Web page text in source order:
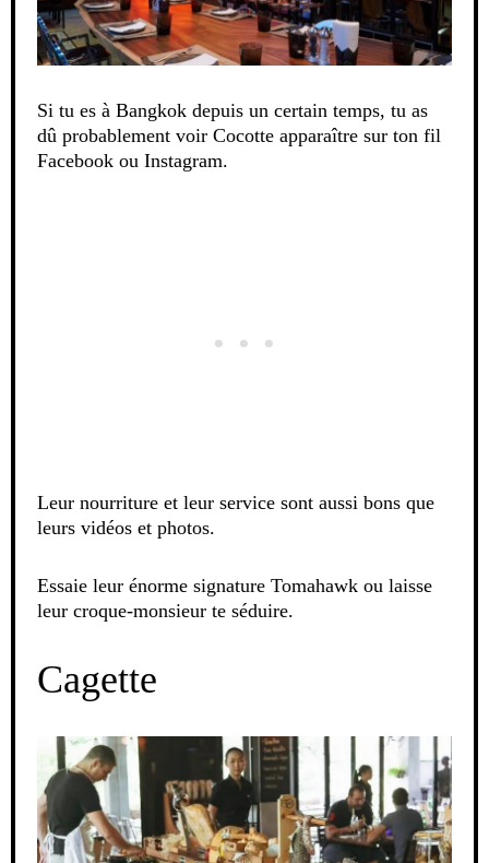
Si tu es à Bangkok depuis un certain temps, tu as
dû probablement voir Cocotte apparaître sur ton fil
Facebook ou Instagram.
Leur nourriture et leur service sont aussi bons que
leurs vidéos et photos.
Essaie leur énorme signature Tomahawk ou laisse
leur croque-monsieur te séduire.
Cagette